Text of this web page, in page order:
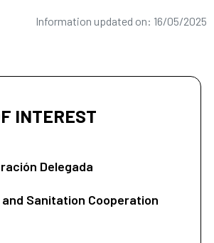
Information updated on: 16/05/2025
INTEREST
Delegada
Sanitation Cooperation